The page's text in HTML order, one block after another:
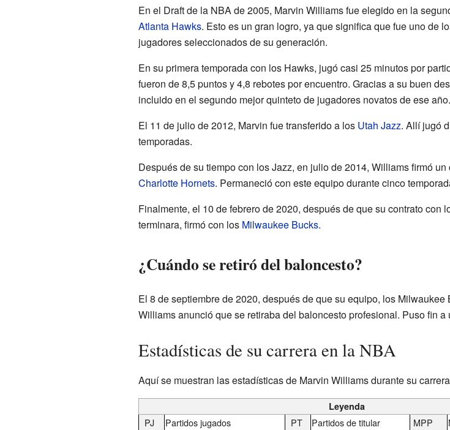
En el Draft de la NBA de 2005, Marvin Williams fue elegido en la
Atlanta Hawks. Esto es un gran logro, ya que significa que fue uno de
jugadores seleccionados de su generación.
En su primera temporada con los Hawks, jugó casi 25 minutos por
fueron de 8,5 puntos y 4,8 rebotes por encuentro. Gracias a su buen
incluido en el segundo mejor quinteto de jugadores novatos de ese año.
El 11 de julio de 2012, Marvin fue transferido a los Utah Jazz. Allí jugó
temporadas.
Después de su tiempo con los Jazz, en julio de 2014, Williams firmó un
Charlotte Hornets. Permaneció con este equipo durante cinco
Finalmente, el 10 de febrero de 2020, después de que su contrato con
terminara, firmó con los Milwaukee Bucks.
¿Cuándo se retiró del baloncesto?
El 8 de septiembre de 2020, después de que su equipo, los
Williams anunció que se retiraba del baloncesto profesional. Puso fin
Estadísticas de su carrera en la NBA
Aquí se muestran las estadísticas de Marvin Williams durante su
Leyenda
PJ Partidos jugados PT Partidos de titular MPP